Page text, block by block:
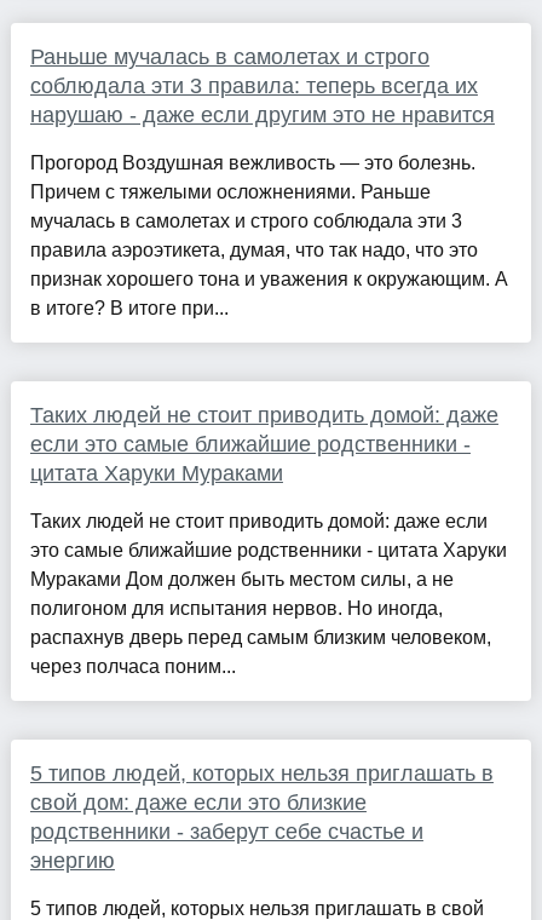
Раньше мучалась в самолетах и строго
соблюдала эти 3 правила: теперь всегда их
нарушаю - даже если другим это не нравится
Прогород Воздушная вежливость — это болезнь.
Причем с тяжелыми осложнениями. Раньше
мучалась в самолетах и строго соблюдала эти 3
правила аэроэтикета, думая, что так надо, что это
признак хорошего тона и уважения к окружающим. А
в итоге? В итоге при...
Таких людей не стоит приводить домой: даже
если это самые ближайшие родственники -
цитата Харуки Мураками
Таких людей не стоит приводить домой: даже если
это самые ближайшие родственники - цитата Харуки
Мураками Дом должен быть местом силы, а не
полигоном для испытания нервов. Но иногда,
распахнув дверь перед самым близким человеком,
через полчаса поним...
5 типов людей, которых нельзя приглашать в
свой дом: даже если это близкие
родственники - заберут себе счастье и
энергию
5 типов людей, которых нельзя приглашать в свой